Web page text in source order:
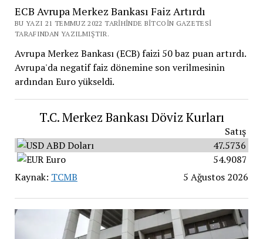
ECB Avrupa Merkez Bankası Faiz Artırdı
BU YAZI 21 TEMMUZ 2022 TARIHINDE BITCOIN GAZETESI
TARAFINDAN YAZILMIŞTIR.
Avrupa Merkez Bankası (ECB) faizi 50 baz puan artırdı.
Avrupa'da negatif faiz dönemine son verilmesinin
ardından Euro yükseldi.
T.C. Merkez Bankası Döviz Kurları
Satış
ABD Doları
47.5736
Euro
54.9087
Kaynak: TCMB 5 Ağustos 2026